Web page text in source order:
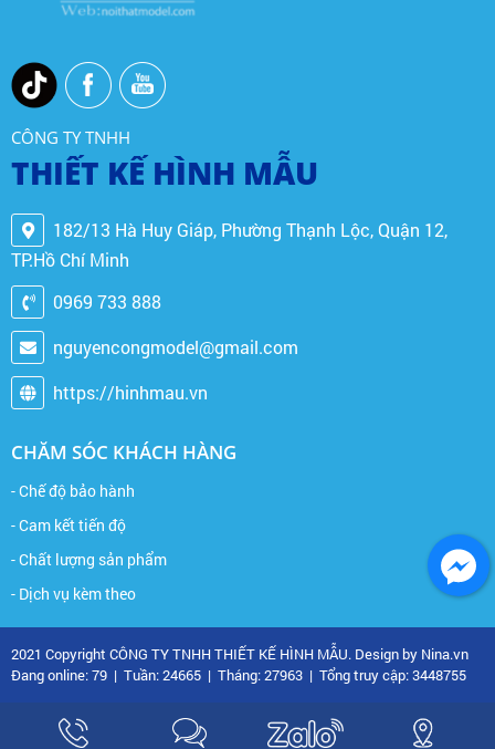
CÔNG TY TNHH
THIẾT KẾ HÌNH MẪU
182/13 Hà Huy Giáp, Phường Thạnh Lộc, Quận 12,
TP.Hồ Chí Minh
0969 733 888
nguyencongmodel@gmail.com
https://hinhmau.vn
CHĂM SÓC KHÁCH HÀNG
- Chế độ bảo hành
- Cam kết tiến độ
- Chất lượng sản phẩm
- Dịch vụ kèm theo
2021 Copyright CÔNG TY TNHH THIẾT KẾ HÌNH MẪU. Design by Nina.vn
Đang online: 79 | Tuần: 24665 | Tháng: 27963 | Tổng truy cập: 3448755